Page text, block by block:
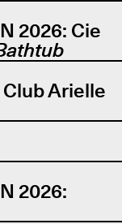
2026: Cie
Club Arielle
2026: